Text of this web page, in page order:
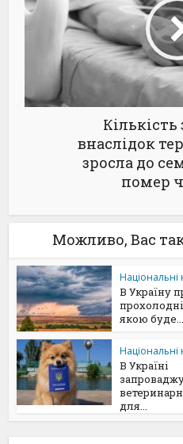
внаслідок
зросла до
помер
Можливо, Вас
В Україну
якою буде...
В Україні
для...